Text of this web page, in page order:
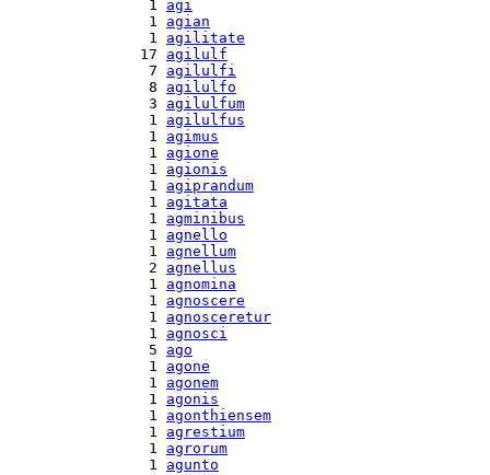
  1
agi
  1
agian
  1
agilitate
17 agilulf
  7
agilulfi
  8
agilulfo
  3
agilulfum
  1
agilulfus
  1
agimus
  1
agione
  1
agionis
  1
agiprandum
  1
agitata
  1
agminibus
  1
agnello
  1
agnellum
  2
agnellus
  1
agnomina
  1
agnoscere
  1
agnosceretur
  1
agnosci
  5
ago
  1
agone
  1
agonem
  1
agonis
  1
agonthiensem
  1
agrestium
  1
agrorum
  1
agunto